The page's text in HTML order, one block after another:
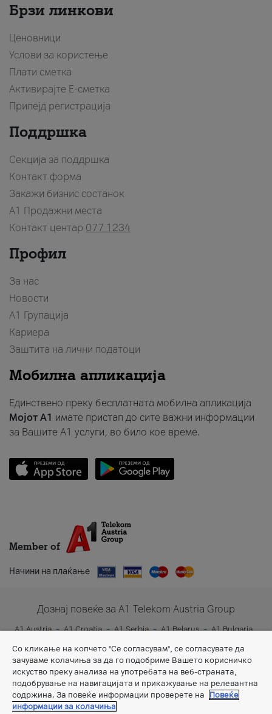
Брзи линкови
Ценовници
Услови за користење
Плати сметка
Активирајте Е-сметка
Припејд регистрација
Поддршка
Секција за поддршка
Контакт форма
Закажи бизнис состанок
A1 Продажни места
Контакт центар 077 1234
Профил
За нас
Новости
А1 Групација
Кариера
Заштита на лични податоци
Мобилна апликација
Единствено преку бесплатната мобилна апликација
Мојот A1 имате пристап до сите важни информации
за Вашите A1 услуги, во било кое време.
Member of
Начини на плаќање
Дознај повеќе за A1 Telekom Austria Group
A1 Austria A1 Croatia A1 Serbia A1 Belarus
A1 Bulgaria
A1 Slovenia
A1 Digital
Со кликање на копчето "Се согласувам", се согласувате да
зачуваме колачиња за да го подобриме Вашето корисничко
искуство преку анализа на употребата на веб-страната,
подобрување на навигацијата и прикажување на релевантна
содржина. За повеќе информации проверете на
Повеќе
информации за колачиња